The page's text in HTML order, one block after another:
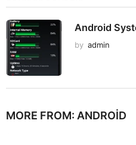
Android
by admin
MORE FROM: ANDROID